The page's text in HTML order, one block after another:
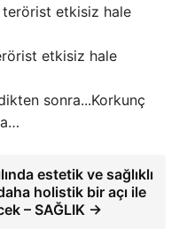
etkisiz hale
Korkunç
estetik ve sağlıklı
holistik bir açı ile
– SAĞLIK →